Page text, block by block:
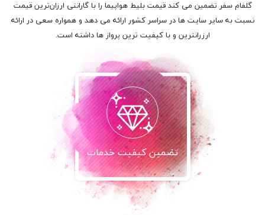
گلفام سفر تضمین می کند قیمت بلیط هواپیما را با گارانتی ارزان‌ترین قیمت
نسبت به سایر سایت ها در سراسر کشور ارائه می دهد و همواره سعی در ارائه
ارزرانترین و با کیفیت ترین پرواز ها داشته است.
تضمین کیفیت خدمات